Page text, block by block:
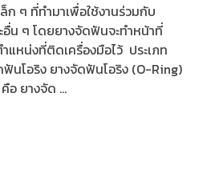
ก ๆ ที่ทำมาเพื่อใช้งานร่วมกับ
น ๆ โดยยางจัดฟันจะทำหน้าที่
แหน่งที่ติดเครื่องมือไว้ ประเภท
นโอริง ยางจัดฟันโอริง (O-Ring)
อ ยางจัด ...